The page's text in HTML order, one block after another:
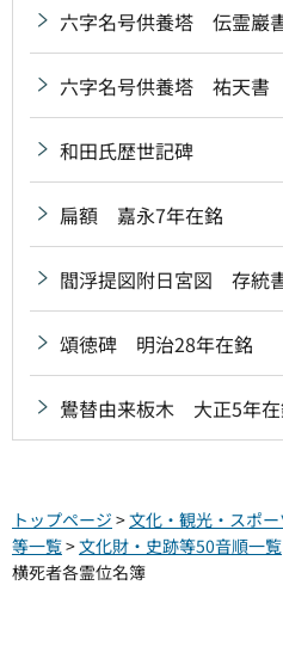
六字名号供養塔 伝霊巖
六字名号供養塔 祐天書
和田氏歴世記碑
扁額 嘉永7年在銘
閻浮提図附日宮図 存統書
頌徳碑 明治28年在銘
鷽替由来板木 大正5年
トップページ >文化・観光・スポー
等一覧>文化財・史跡等50音順一覧
横死者各霊位名簿